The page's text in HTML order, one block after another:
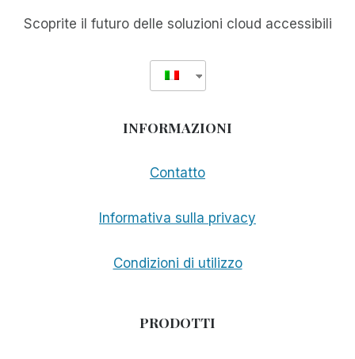
Scoprite il futuro delle soluzioni cloud accessibili
INFORMAZIONI
Contatto
Informativa sulla privacy
Condizioni di utilizzo
PRODOTTI